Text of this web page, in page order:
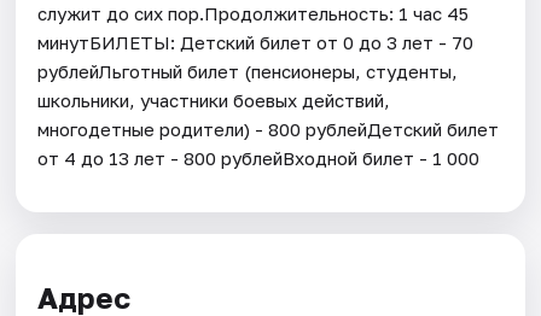
служит до сих пор.Продолжительность: 1 час 45
минутБИЛЕТЫ: Детский билет от 0 до 3 лет - 70
рублейЛьготный билет (пенсионеры, студенты,
школьники, участники боевых действий,
многодетные родители) - 800 рублейДетский билет
от 4 до 13 лет - 800 рублейВходной билет - 1 000
Адрес